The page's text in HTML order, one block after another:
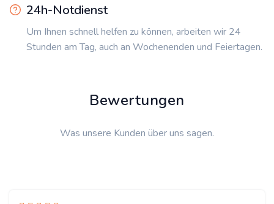
24h-Notdienst
Um Ihnen schnell helfen zu können, arbeiten wir 24
Stunden am Tag, auch an Wochenenden und Feiertagen.
Bewertungen
Was unsere Kunden über uns sagen.